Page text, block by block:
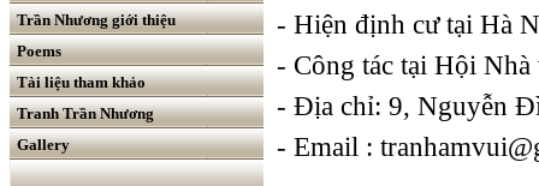
Trần Nhương giới thiệu
Poems
Tài liệu tham khảo
Tranh Trần Nhương
Gallery
- Hiện định cư tại Hà
- Công tác tại Hội
- Địa chỉ: 9, Nguyễn
- Email :